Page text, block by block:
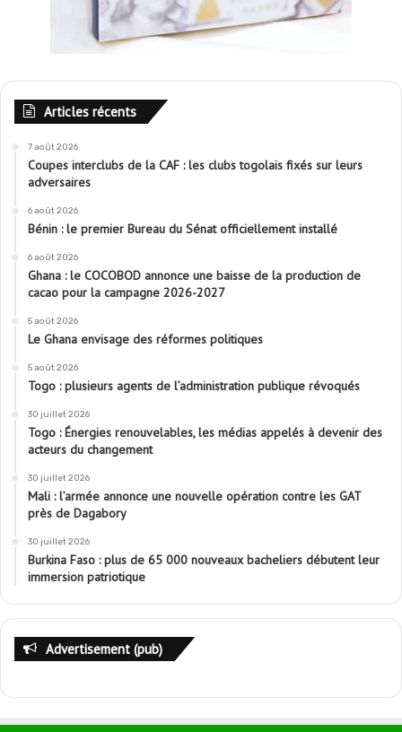
Articles récents
7 août 2026
Coupes interclubs de la CAF : les clubs togolais fixés sur leurs
adversaires
6 août 2026
Bénin : le premier Bureau du Sénat officiellement installé
6 août 2026
Ghana : le COCOBOD annonce une baisse de la production de
cacao pour la campagne 2026-2027
5 août 2026
Le Ghana envisage des réformes politiques
5 août 2026
Togo : plusieurs agents de l’administration publique révoqués
30 juillet 2026
Togo : Énergies renouvelables, les médias appelés à devenir des
acteurs du changement
30 juillet 2026
Mali : l’armée annonce une nouvelle opération contre les GAT
près de Dagabory
30 juillet 2026
Burkina Faso : plus de 65 000 nouveaux bacheliers débutent leur
immersion patriotique
Advertisement (pub)